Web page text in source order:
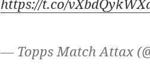
https://t.co/
— Topps Match Attax